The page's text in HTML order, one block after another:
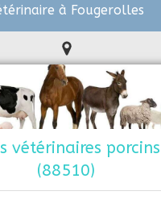
à Fougerolles
vétérinaires
(88510)